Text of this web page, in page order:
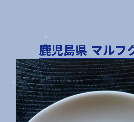
鹿児島県 マルフ